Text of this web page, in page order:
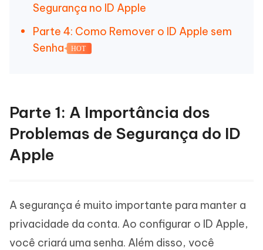
Segurança no ID Apple
Parte 4: Como Remover o ID Apple sem
Senha
HOT
Parte 1: A Importância dos
Problemas de Segurança do ID
Apple
A segurança é muito importante para manter a
privacidade da conta. Ao configurar o ID Apple,
você criará uma senha. Além disso, você